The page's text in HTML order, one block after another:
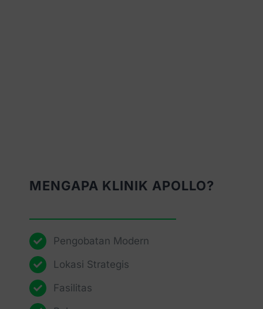
MENGAPA KLINIK APOLLO?
Pengobatan Modern
Lokasi Strategis
Fasilitas